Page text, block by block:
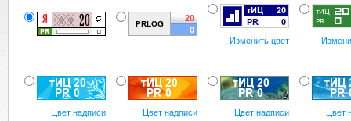
Изменить цвет
Цвет надписи Цвет надписи Цвет надписи Цвет